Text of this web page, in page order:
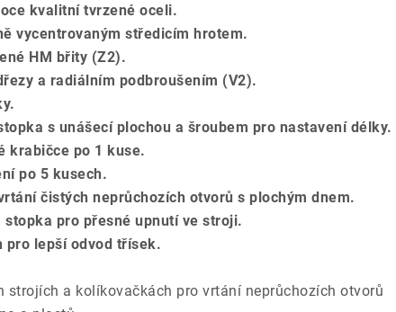
kvalitní tvrzené oceli.
vycentrovaným středicím hrotem.
HM břity (Z2).
a radiálním podbroušením (V2).
s unášecí plochou a šroubem pro nastavení délky.
krabičce po 1 kuse.
po 5 kusech.
čistých neprůchozích otvorů s plochým dnem.
stopka pro přesné upnutí ve stroji.
pro lepší odvod třísek.
strojích a kolíkovačkách pro vrtání neprůchozích otvorů